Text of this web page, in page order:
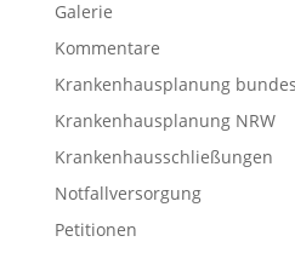
Galerie
Kommentare
Krankenhausplanung
Krankenhausplanung NRW
Krankenhausschließungen
Notfallversorgung
Petitionen